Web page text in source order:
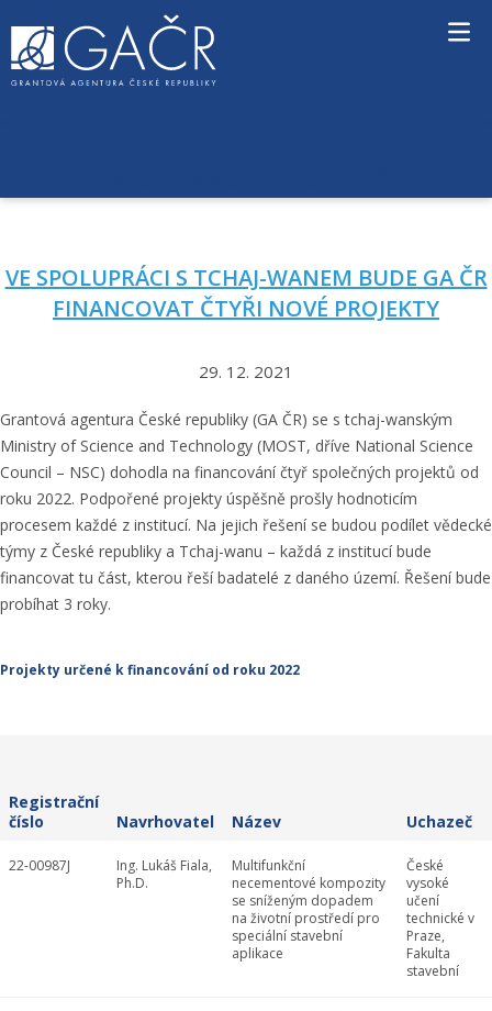
n
nVE SPOLUPRÁCI S TCHAJ-WANEM BUDE GA ČR
FINANCOVAT ČTYŘI NOVÉ PROJEKTY
29. 12. 2021
Grantová agentura České republiky (GA ČR) se s tchaj-wanským
Ministry of Science and Technology (MOST, dříve National Science
Council – NSC) dohodla na financování čtyř společných projektů od
roku 2022. Podpořené projekty úspěšně prošly hodnoticím
procesem každé z institucí. Na jejich řešení se budou podílet vědecké
týmy z České republiky a Tchaj-wanu – každá z institucí bude
financovat tu část, kterou řeší badatelé z daného území. Řešení bude
probíhat 3 roky.
Projekty určené k financování od roku 2022
Registrační
číslo
Navrhovatel Název Uchazeč
22-00987J
Ing. Lukáš Fiala,
Ph.D.
Multifunkční
necementové kompozity
se sníženým dopadem
na životní prostředí pro
speciální stavební
aplikace
České
vysoké
učení
technické v
Praze,
Fakulta
stavební